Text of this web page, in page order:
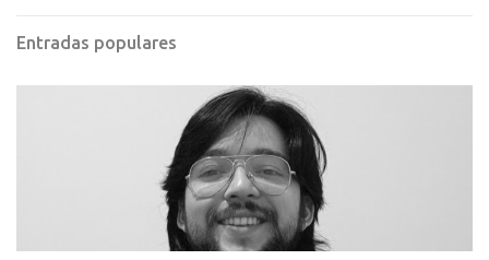
Entradas populares